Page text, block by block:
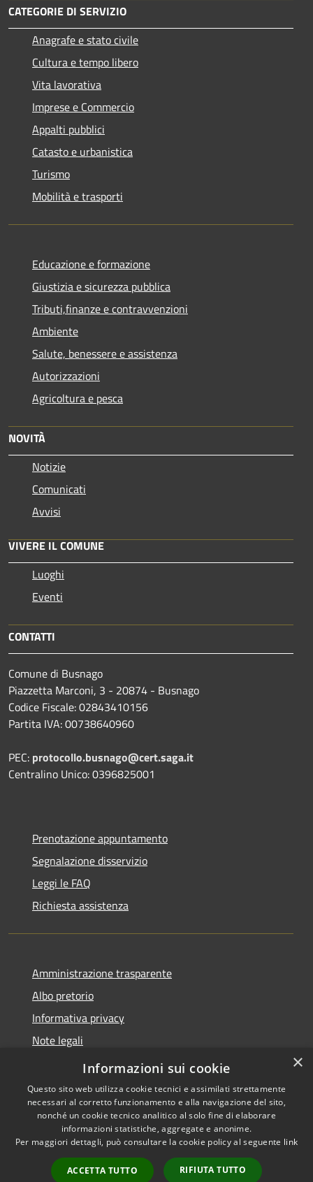
CATEGORIE DI SERVIZIO
Anagrafe e stato civile
Cultura e tempo libero
Vita lavorativa
Imprese e Commercio
Appalti pubblici
Catasto e urbanistica
Turismo
Mobilità e trasporti
Educazione e formazione
Giustizia e sicurezza pubblica
Tributi,finanze e contravvenzioni
Ambiente
Salute, benessere e assistenza
Autorizzazioni
Agricoltura e pesca
NOVITÀ
Notizie
Comunicati
Avvisi
VIVERE IL COMUNE
Luoghi
Eventi
CONTATTI
Comune di Busnago
Piazzetta Marconi, 3 - 20874 - Busnago
Codice Fiscale: 02843410156
Partita IVA: 00738640960
PEC: protocollo.busnago@cert.saga.it
Centralino Unico: 0396825001
Prenotazione appuntamento
Segnalazione disservizio
Leggi le FAQ
Richiesta assistenza
Amministrazione trasparente
Albo pretorio
Informativa privacy
Note legali
Dichiarazione di accessibilità
Accessibilità
Copyright © 2026 • Comune di
Busnago • Powered by
Municipium•
Accesso
×
Informazioni sui cookie
Questo sito web utilizza cookie tecnici e assimilati strettamente
necessari al corretto funzionamento e alla navigazione del sito,
nonché un cookie tecnico analitico al solo fine di elaborare
informazioni statistiche, aggregate e anonime.
Per maggiori dettagli, può consultare la cookie policy al seguente link
ACCETTA TUTTO RIFIUTA TUTTO